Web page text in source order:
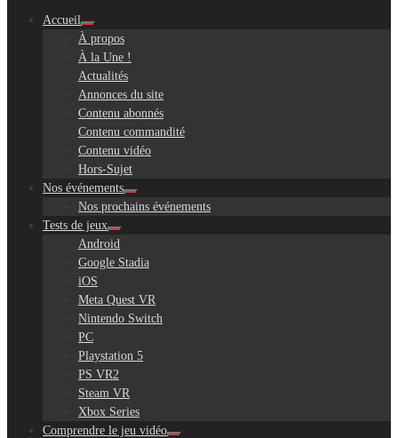
Accueil
À propos
À la Une !
Actualités
Annonces du site
Contenu abonnés
Contenu commandité
Contenu vidéo
Hors-Sujet
Nos événements
Nos prochains événements
Tests de jeux
Android
Google Stadia
iOS
Meta Quest VR
Nintendo Switch
PC
Playstation 5
PS VR2
Steam VR
Xbox Series
Comprendre le jeu vidéo